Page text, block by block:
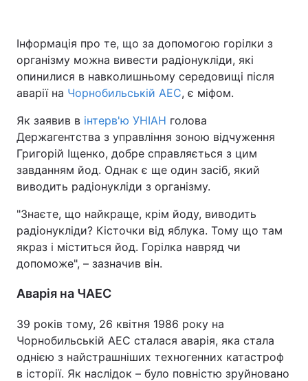
Інформація про те, що за допомогою горілки з
організму можна вивести радіонукліди, які
опинилися в навколишньому середовищі після
аварії на Чорнобильській АЕС, є міфом.
Як заявив в інтерв'ю УНІАН голова
Держагентства з управління зоною відчуження
Григорій Іщенко, добре справляється з цим
завданням йод. Однак є ще один засіб, який
виводить радіонукліди з організму.
"Знаєте, що найкраще, крім йоду, виводить
радіонукліди? Кісточки від яблука. Тому що там
якраз і міститься йод. Горілка навряд чи
допоможе", – зазначив він.
Аварія на ЧАЕС
39 років тому, 26 квітня 1986 року на
Чорнобильській АЕС сталася аварія, яка стала
однією з найстрашніших техногенних катастроф
в історії. Як наслідок – було повністю зруйновано